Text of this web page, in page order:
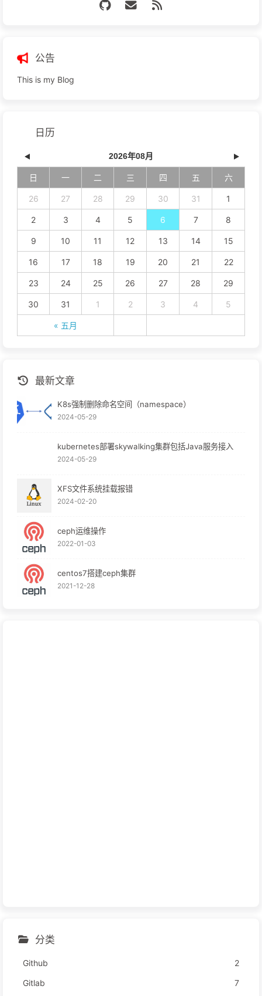
公告
This is my Blog
日历
2026年08月
日 一 二 三 四 五 六
« 五月
26 27 28 29 30 31 1
2 3 4 5 6 7 8
9 10 11 12 13 14 15
16 17 18 19 20 21 22
23 24 25 26 27 28 29
30 31 1 2 3 4 5
最新文章
K8s强制删除命名空间（namespace）
2024-05-29
kubernetes部署skywalking集群包括Java服务接入
2024-05-29
XFS文件系统挂载报错
2024-02-20
ceph运维操作
2022-01-03
centos7搭建ceph集群
2021-12-28
分类
Github
2
Gitlab
7